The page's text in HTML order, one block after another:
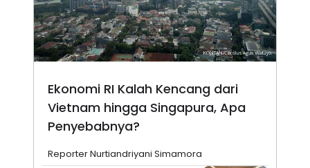
Ekonomi RI Kalah Kencang dari
Vietnam hingga Singapura, Apa
Penyebabnya?
Reporter Nurtiandriyani Simamora